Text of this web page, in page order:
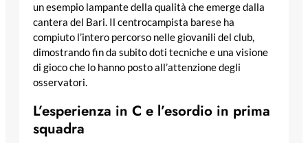
un esempio lampante della qualità che emerge dalla
cantera del Bari. Il centrocampista barese ha
compiuto l’intero percorso nelle giovanili del club,
dimostrando fin da subito doti tecniche e una visione
di gioco che lo hanno posto all’attenzione degli
osservatori.
L’esperienza in C e l’esordio in prima
squadra